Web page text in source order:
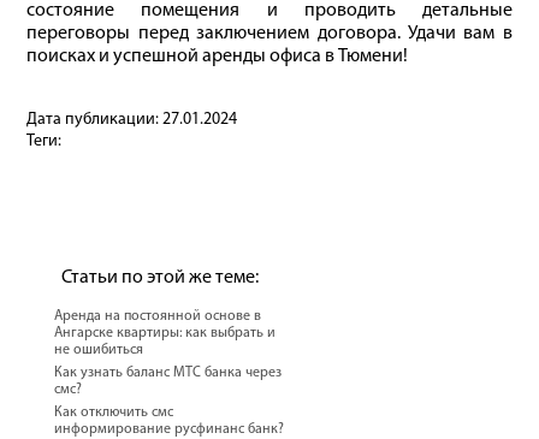
состояние помещения и проводить детальные
переговоры перед заключением договора. Удачи вам в
поисках и успешной аренды офиса в Тюмени!
Дата публикации:27.01.2024
Теги:
Статьи по этой же теме:
Аренда на постоянной основе в
Ангарске квартиры: как выбрать и
не ошибиться
Как узнать баланс МТС банка через
смс?
Как отключить смс
информирование русфинанс банк?